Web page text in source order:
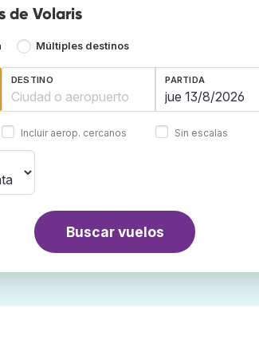
de Volaris
Múltiples destinos
DESTINO
Incluir aerop. cercanos
PARTIDA
Sin escalas
Buscar vuelos